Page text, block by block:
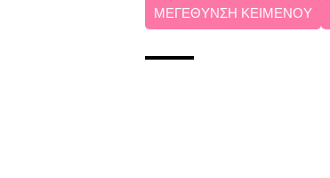
ΜΕΓΕΘΥΝΣΗ ΚΕΙΜΕΝΟΥ